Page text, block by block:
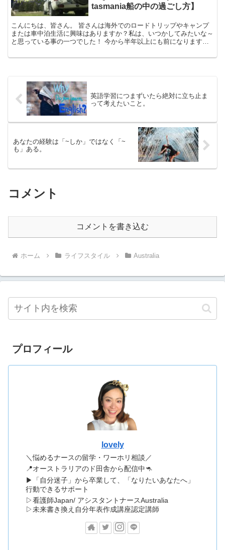
tasmania船の中の過ごし方】
こんにちは、皆さん。 皆さんは海外でのロードトリップやキャンプ
または車中泊生活に興味はありますか？私は、いつかしてみたいな～
と思っている事の一つでした！ 今から半年以上にも前になります
英語学習につまずいたら絶対に立ち止ま
って考えたいこと。
あなたの経験は「~しか」ではなく「~
も」ある。
コメント
コメントを書き込む
ホーム ライフスタイル Australia
プロフィール
lovely
＼悩めるナースの留学・ワーホリ相談／
📍オーストラリアのド田舎から配信中🦘
▶「自分迷子」から卒業して、「なりたいあなたへ」
行動できるサポート
▷看護師Japan/ アシスタントナースAustralia
▷未来書き換え自分年表作成講座認定講師